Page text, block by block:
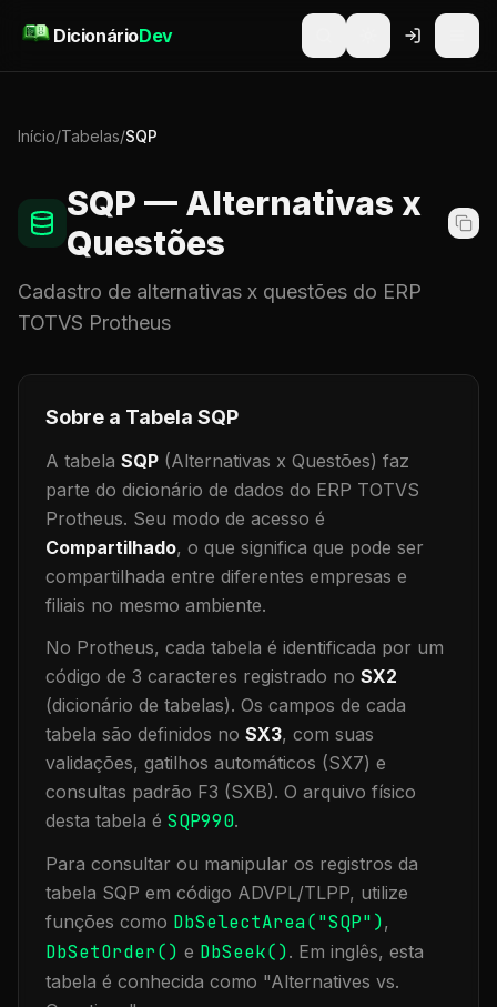
DicionárioDev
Início/Tabelas/SQP
SQP — Alternativas x
Questões
Cadastro de alternativas x questões do ERP
TOTVS Protheus
Sobre a Tabela SQP
A tabela SQP (Alternativas x Questões) faz
parte do dicionário de dados do ERP TOTVS
Protheus. Seu modo de acesso é
Compartilhado, o que significa que pode ser
compartilhada entre diferentes empresas e
filiais no mesmo ambiente.
No Protheus, cada tabela é identificada por um
código de 3 caracteres registrado no SX2
(dicionário de tabelas). Os campos de cada
tabela são definidos no SX3, com suas
validações, gatilhos automáticos (SX7) e
consultas padrão F3 (SXB). O arquivo físico
desta tabela é SQP990.
Para consultar ou manipular os registros da
tabela SQP em código ADVPL/TLPP, utilize
funções como DbSelectArea("SQP"),
DbSetOrder() e DbSeek(). Em inglês, esta
tabela é conhecida como "Alternatives vs.